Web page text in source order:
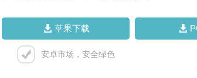
苹果下载
安卓市场，安全绿色